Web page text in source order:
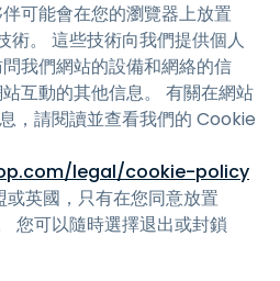
可能會在您的瀏覽器上放置
。 這些技術向我們提供個人
我們網站的設備和網絡的信
互動的其他信息。 有關在網站
，請閱讀並查看我們的 Cookie
legal/cookie-policy
英國，只有在您同意放置
您可以隨時選擇退出或封鎖